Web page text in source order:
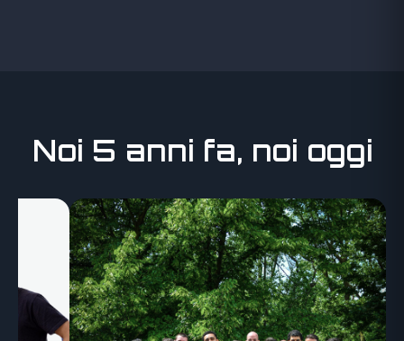
Noi 5 anni fa, noi oggi